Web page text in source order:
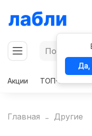
Да,
Акции
ТОП-50
Главная Другие